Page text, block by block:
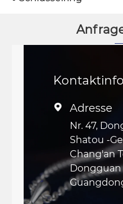
 Adresse
Nr. 47,
Shatou -
Chang'an
Dongguan